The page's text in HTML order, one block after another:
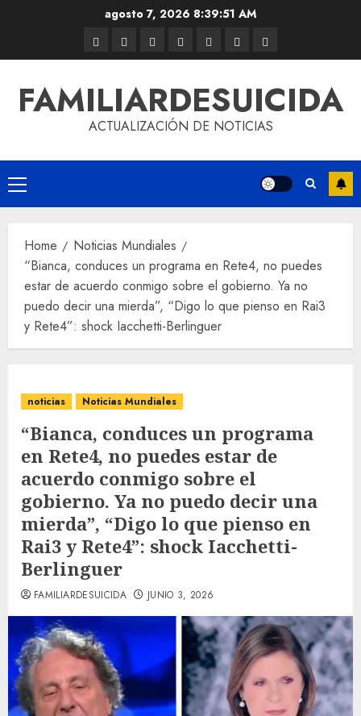
agosto 7, 2026 8:39:51 AM
FAMILIARDESUICIDA
ACTUALIZACIÓN DE NOTICIAS
Home
Noticias Mundiales
“Bianca, conduces un programa en Rete4, no puedes
estar de acuerdo conmigo sobre el gobierno. Ya no
puedo decir una mierda”, “Digo lo que pienso en Rai3
y Rete4”: shock Iacchetti-Berlinguer
noticias Noticias Mundiales
“Bianca, conduces un programa
en Rete4, no puedes estar de
acuerdo conmigo sobre el
gobierno. Ya no puedo decir una
mierda”, “Digo lo que pienso en
Rai3 y Rete4”: shock Iacchetti-
Berlinguer
FAMILIARDESUICIDA JUNIO 3, 2026